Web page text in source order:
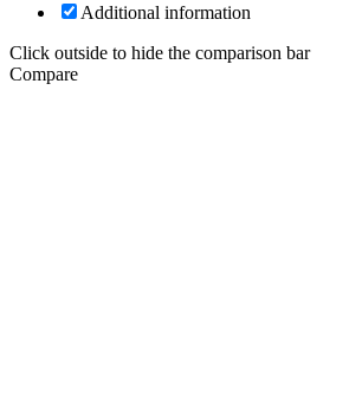
Additional information
Click outside to hide the comparison bar
Compare